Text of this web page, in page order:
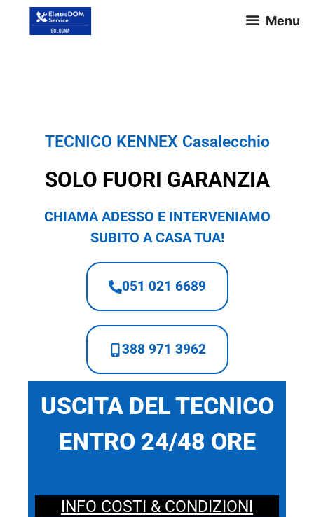
Menu
TECNICO KENNEX Casalecchio
SOLO FUORI GARANZIA
CHIAMA ADESSO E INTERVENIAMO
SUBITO A CASA TUA!
051 021 6689
388 971 3962
USCITA DEL TECNICO
ENTRO 24/48 ORE
INFO COSTI & CONDIZIONI